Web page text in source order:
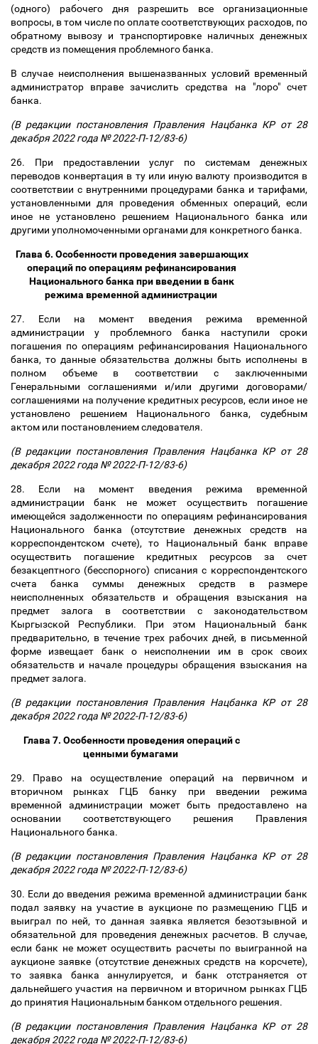
(одного) рабочего дня разрешить все организационные
вопросы, в том числе по оплате соответствующих расходов, по
обратному вывозу и транспортировке наличных денежных
средств из помещения проблемного банка.
В случае неисполнения вышеназванных условий временный
администратор вправе зачислить средства на "лоро" счет
банка.
(В редакции постановления Правления Нацбанка КР от 28
декабря 2022 года № 2022-П-12/83-6)
26. При предоставлении услуг по системам денежных
переводов конвертация в ту или иную валюту производится в
соответствии с внутренними процедурами банка и тарифами,
установленными для проведения обменных операций, если
иное не установлено решением Национального банка или
другими уполномоченными органами для конкретного банка.
Глава 6. Особенности проведения завершающих
операций по операциям рефинансирования
Национального банка при введении в банк
режима временной администрации
27. Если на момент введения режима временной
администрации у проблемного банка наступили сроки
погашения по операциям рефинансирования Национального
банка, то данные обязательства должны быть исполнены в
полном объеме в соответствии с заключенными
Генеральными соглашениями и/или другими договорами/
соглашениями на получение кредитных ресурсов, если иное не
установлено решением Национального банка, судебным
актом или постановлением следователя.
(В редакции постановления Правления Нацбанка КР от 28
декабря 2022 года № 2022-П-12/83-6)
28. Если на момент введения режима временной
администрации банк не может осуществить погашение
имеющейся задолженности по операциям рефинансирования
Национального банка (отсутствие денежных средств на
корреспондентском счете), то Национальный банк вправе
осуществить погашение кредитных ресурсов за счет
безакцептного (бесспорного) списания с корреспондентского
счета банка суммы денежных средств в размере
неисполненных обязательств и обращения взыскания на
предмет залога в соответствии с законодательством
Кыргызской Республики. При этом Национальный банк
предварительно, в течение трех рабочих дней, в письменной
форме извещает банк о неисполнении им в срок своих
обязательств и начале процедуры обращения взыскания на
предмет залога.
(В редакции постановления Правления Нацбанка КР от 28
декабря 2022 года № 2022-П-12/83-6)
Глава 7. Особенности проведения операций с
ценными бумагами
29. Право на осуществление операций на первичном и
вторичном рынках ГЦБ банку при введении режима
временной администрации может быть предоставлено на
основании соответствующего решения Правления
Национального банка.
(В редакции постановления Правления Нацбанка КР от 28
декабря 2022 года № 2022-П-12/83-6)
30. Если до введения режима временной администрации банк
подал заявку на участие в аукционе по размещению ГЦБ и
выиграл по ней, то данная заявка является безотзывной и
обязательной для проведения денежных расчетов. В случае,
если банк не может осуществить расчеты по выигранной на
аукционе заявке (отсутствие денежных средств на корсчете),
то заявка банка аннулируется, и банк отстраняется от
дальнейшего участия на первичном и вторичном рынках ГЦБ
до принятия Национальным банком отдельного решения.
(В редакции постановления Правления Нацбанка КР от 28
декабря 2022 года № 2022-П-12/83-6)